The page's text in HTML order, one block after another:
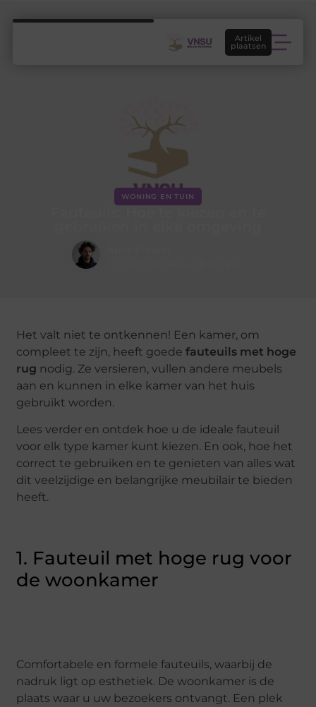
Artikel
plaatsen
WONING EN TUIN
Het valt niet te ontkennen! Een kamer, om
compleet te zijn, heeft goedefauteuils met hoge
rug nodig. Ze versieren, vullen andere meubels
aan en kunnen in elke kamer van het huis
gebruikt worden.
Lees verder en ontdek hoe u de ideale fauteuil
voor elk type kamer kunt kiezen. En ook, hoe het
correct te gebruiken en te genieten van alles wat
dit veelzijdige en belangrijke meubilair te bieden
heeft.
1. Fauteuil met hoge rug voor
de woonkamer
Comfortabele en formele fauteuils, waarbij de
nadruk ligt op esthetiek. De woonkamer is de
plaats waar u uw bezoekers ontvangt. Een plek